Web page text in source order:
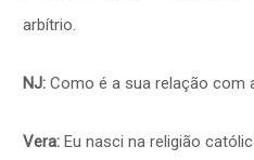
arbítrio.
NJ: Como é a sua relação com
Vera: Eu nasci na religião